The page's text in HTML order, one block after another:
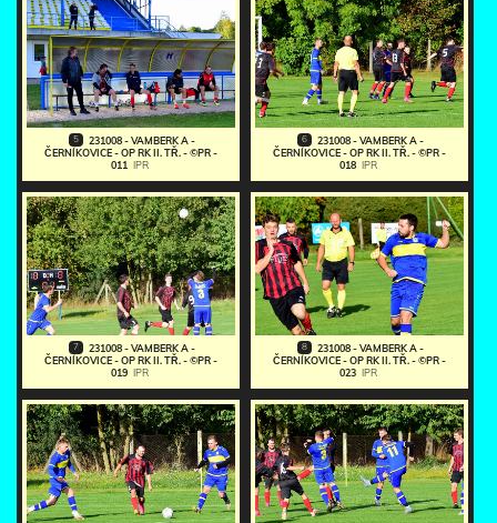
5
231008 - VAMBERK A -
ČERNÍKOVICE - OP RK II. TŘ. - ©PR -
011 IPR
6
231008 - VAMBERK A -
ČERNÍKOVICE - OP RK II. TŘ. - ©PR -
018 IPR
7
231008 - VAMBERK A -
ČERNÍKOVICE - OP RK II. TŘ. - ©PR -
019 IPR
8
231008 - VAMBERK A -
ČERNÍKOVICE - OP RK II. TŘ. - ©PR -
023 IPR